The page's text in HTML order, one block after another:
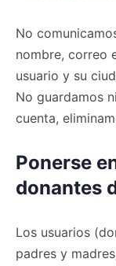
No
nombre, correo
usuario y su
No guardamos
cuenta,
Ponerse
donantes
Los usuarios
padres y